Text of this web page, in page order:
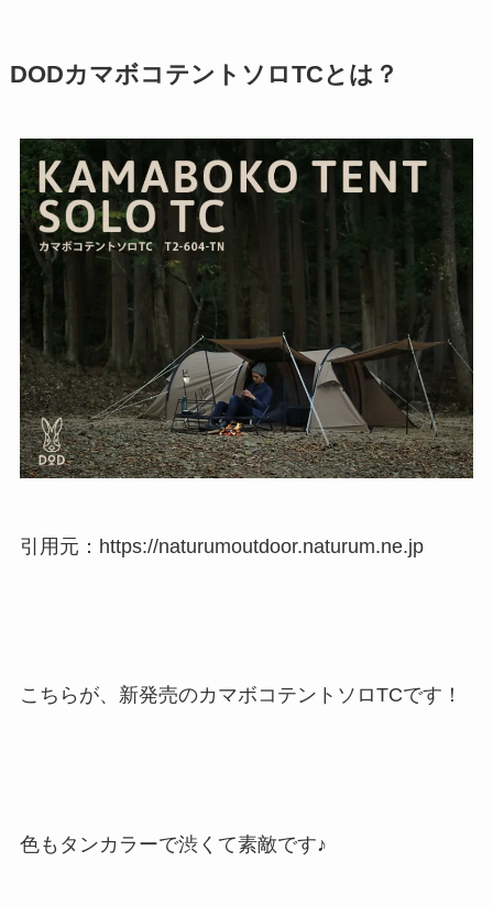
DODカマボコテントソロTCとは？
引用元：https://naturumoutdoor.naturum.ne.jp
こちらが、新発売のカマボコテントソロTCです！
色もタンカラーで渋くて素敵です♪